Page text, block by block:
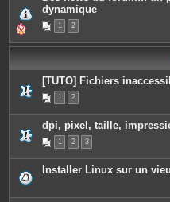
dynamique
1 2
[TUTO] Fichiers
1 2
dpi, pixel, taille,
1 2 3
Installer Linux sur un